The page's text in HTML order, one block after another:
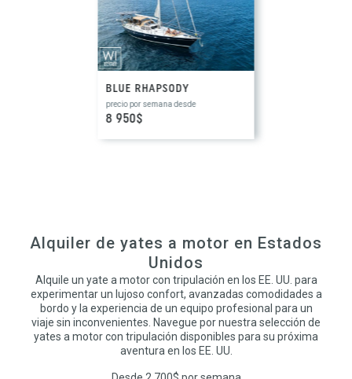
BLUE RHAPSODY
precio por semana desde
8 950$
Alquiler de yates a motor en Estados
Unidos
Alquile un yate a motor con tripulación en los EE. UU. para
experimentar un lujoso confort, avanzadas comodidades a
bordo y la experiencia de un equipo profesional para un
viaje sin inconvenientes. Navegue por nuestra selección de
yates a motor con tripulación disponibles para su próxima
aventura en los EE. UU.